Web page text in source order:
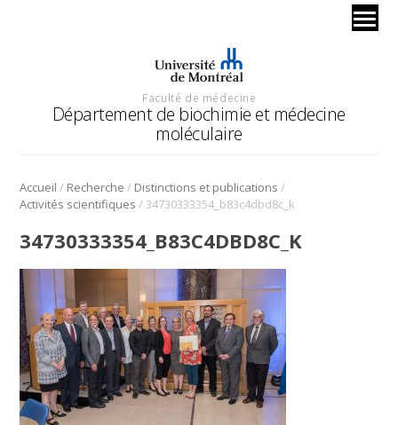
Faculté de médecine
Département de biochimie et médecine
moléculaire
Accueil / Recherche / Distinctions et publications /
Activités scientifiques /34730333354_b83c4dbd8c_k
34730333354_B83C4DBD8C_K